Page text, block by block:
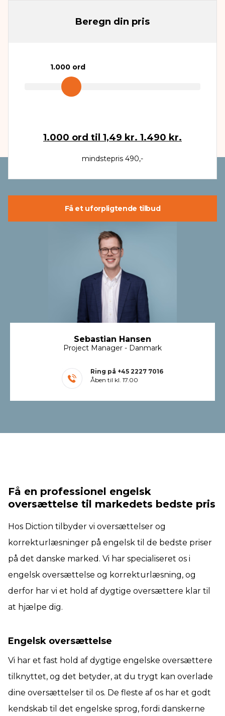
Beregn din pris
1.000ord
1.000 ord til 1,49 kr. 1.490 kr.
mindstepris 490,-
Få et uforpligtende tilbud
Sebastian Hansen
Project Manager - Danmark
Ring på +45 2227 7016
Åben til kl. 17.00
Få en professionel engelsk
oversættelse til markedets bedste pris
Hos Diction tilbyder vi oversættelser og
korrekturlæsninger på engelsk til de bedste priser
på det danske marked. Vi har specialiseret os i
engelsk oversættelse og korrekturlæsning, og
derfor har vi et hold af dygtige oversættere klar til
at hjælpe dig.
Engelsk oversættelse
Vi har et fast hold af dygtige engelske oversættere
tilknyttet, og det betyder, at du trygt kan overlade
dine oversættelser til os. De fleste af os har et godt
kendskab til det engelske sprog, fordi danskerne